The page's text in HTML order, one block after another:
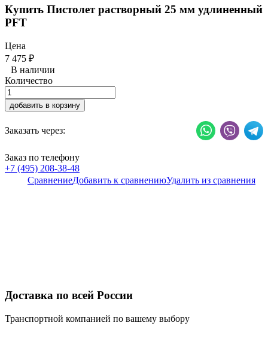
Купить Пистолет растворный 25 мм удлиненный
PFT
Цена
7 475 ₽
В наличии
Количество
добавить в корзину
Заказать через:
Заказ по телефону
+7 (495) 208-38-48
СравнениеДобавить к сравнениюУдалить из сравнения
Доставка по всей России
Транспортной компанией по вашему выбору